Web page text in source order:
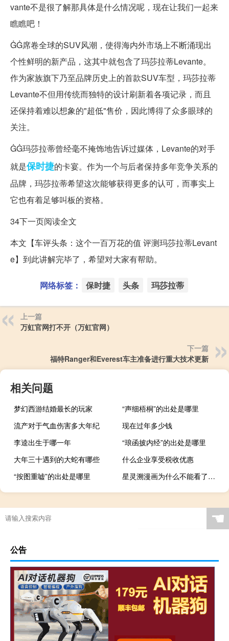
vante不是很了解那具体是什么情况呢，现在让我们一起来
瞧瞧吧！
ĠĠ席卷全球的SUV风潮，使得海内外市场上不断涌现出
个性鲜明的新产品，这其中就包含了玛莎拉蒂Levante。
作为家族旗下乃至品牌历史上的首款SUV车型，玛莎拉蒂
Levante不但用传统而独特的设计刷新着各项记录，而且
还保持着难以想象的"超低"售价，因此博得了众多眼球的
关注。
ĠĠ玛莎拉蒂曾经毫不掩饰地告诉过媒体，Levante的对手
就是保时捷的卡宴。作为一个与后者保持多年竞争关系的
品牌，玛莎拉蒂希望这次能够获得更多的认可，而事实上
它也有着足够叫板的资格。
34下一页阅读全文
本文【车评头条：这个一百万花的值 评测玛莎拉蒂Levant
e】到此讲解完毕了，希望对大家有帮助。
网络标签： 保时捷 头条 玛莎拉蒂
上一篇
万虹官网打不开（万虹官网）
下一篇
福特Ranger和Everest车主准备进行重大技术更新
相关问题
梦幻西游结婚最长的玩家
“声细梧桐”的出处是哪里
流产对于气血伤害多大年纪
现在过年多少钱
李逵出生于哪一年
“琅函披内经”的出处是哪里
大年三十遇到的大蛇有哪些
什么企业享受税收优惠
“按图重嘘”的出处是哪里
星灵溯漫画为什么不能看了（星灵溯漫画为什么不能看了）
☚
公告